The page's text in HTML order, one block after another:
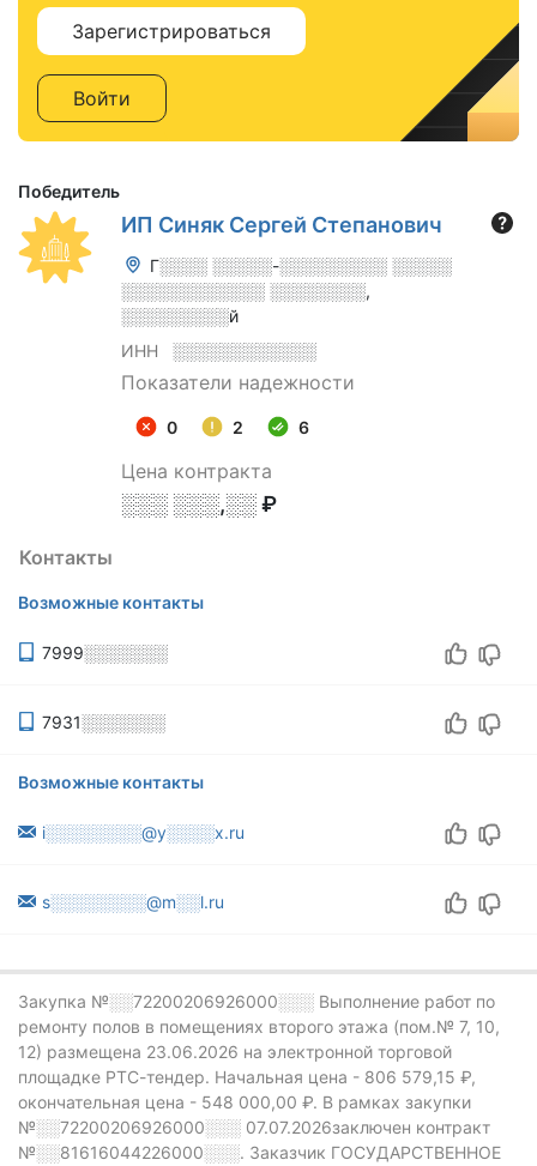
Зарегистрироваться
Войти
Победитель
ИП Синяк Сергей Степанович
Г░░░░ ░░░░░-░░░░░░░░░ ░░░░░
░░░░░░░░░░░░ ░░░░░░░░,
░░░░░░░░░й
ИНН
░░░░░░░░░░░░
Показатели надежности
0 2 6
Цена контракта
░░░ ░░░,░░ ₽
Контакты
Возможные контакты
7999░░░░░░░
7931░░░░░░░
Возможные контакты
i░░░░░░░░@y░░░░x.ru
s░░░░░░░░@m░░l.ru
Закупка №░░72200206926000░░░ Выполнение работ по
ремонту полов в помещениях второго этажа (пом.№ 7, 10,
12) размещена 23.06.2026 на электронной торговой
площадке РТС-тендер. Начальная цена - 806 579,15 ₽,
окончательная цена - 548 000,00 ₽. В рамках закупки
№░░72200206926000░░░ 07.07.2026заключен контракт
№░░81616044226000░░░. Заказчик ГОСУДАРСТВЕННОЕ